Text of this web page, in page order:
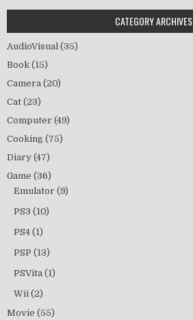
CATEGORY ARCHIVES
AudioVisual (35)
Book (15)
Camera (20)
Cat (23)
Computer (49)
Cooking (75)
Diary (47)
Game (36)
Emulator (9)
PS3 (10)
PS4 (1)
PSP (13)
PSVita (1)
Wii (2)
Movie (55)